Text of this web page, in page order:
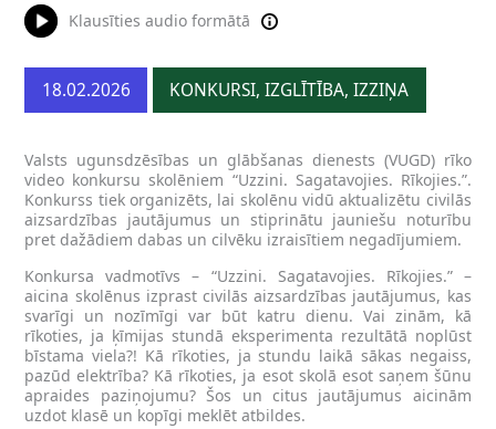
Klausīties audio formātā
18.02.2026 KONKURSI, IZGLĪTĪBA, IZZIŅA
Valsts ugunsdzēsības un glābšanas dienests (VUGD) rīko
video konkursu skolēniem “Uzzini. Sagatavojies. Rīkojies.”.
Konkurss tiek organizēts, lai skolēnu vidū aktualizētu civilās
aizsardzības jautājumus un stiprinātu jauniešu noturību
pret dažādiem dabas un cilvēku izraisītiem negadījumiem.
Konkursa vadmotīvs – “Uzzini. Sagatavojies. Rīkojies.” –
aicina skolēnus izprast civilās aizsardzības jautājumus, kas
svarīgi un nozīmīgi var būt katru dienu. Vai zinām, kā
rīkoties, ja ķīmijas stundā eksperimenta rezultātā noplūst
bīstama viela?! Kā rīkoties, ja stundu laikā sākas negaiss,
pazūd elektrība? Kā rīkoties, ja esot skolā esot saņem šūnu
apraides paziņojumu? Šos un citus jautājumus aicinām
uzdot klasē un kopīgi meklēt atbildes.